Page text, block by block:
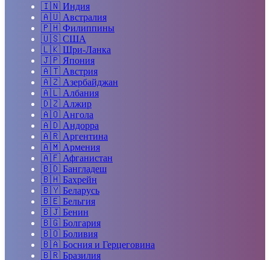
🇮🇳 Индия
🇦🇺 Австралия
🇵🇭 Филиппины
🇺🇸 США
🇱🇰 Шри-Ланка
🇯🇵 Япония
🇦🇹 Австрия
🇦🇿 Азербайджан
🇦🇱 Албания
🇩🇿 Алжир
🇦🇴 Ангола
🇦🇩 Андорра
🇦🇷 Аргентина
🇦🇲 Армения
🇦🇫 Афганистан
🇧🇩 Бангладеш
🇧🇭 Бахрейн
🇧🇾 Беларусь
🇧🇪 Бельгия
🇧🇯 Бенин
🇧🇬 Болгария
🇧🇴 Боливия
🇧🇦 Босния и Герцеговина
🇧🇷 Бразилия